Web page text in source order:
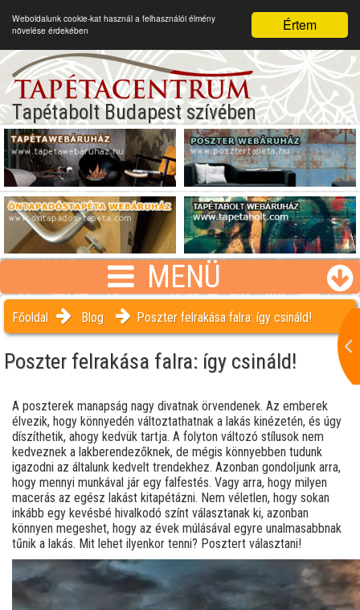
Értem
Weboldalunk cookie-kat használ a felhasználói élmény
növelése érdekében
Tapétabolt Budapest szívében
MENÜ
Főoldal Blog Poszter felrakása falra: így csináld!
Poszter felrakása falra: így csináld!
A poszterek manapság nagy divatnak örvendenek. Az emberek
élvezik, hogy könnyedén változtathatnak a lakás kinézetén, és úgy
díszíthetik, ahogy kedvük tartja. A folyton változó stílusok nem
kedveznek a lakberendezőknek, de mégis könnyebben tudunk
igazodni az általunk kedvelt trendekhez. Azonban gondoljunk arra,
hogy mennyi munkával jár egy falfestés. Vagy arra, hogy milyen
macerás az egész lakást kitapétázni. Nem véletlen, hogy sokan
inkább egy kevésbé hivalkodó színt választanak ki, azonban
könnyen megeshet, hogy az évek múlásával egyre unalmasabbnak
tűnik a lakás. Mit lehet ilyenkor tenni? Posztert választani!